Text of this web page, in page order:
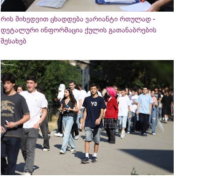
რის მიხედვით ცხადდება ვარიანტი რთულად -
დეტალური ინფორმაცია ქულის გათანაბრების
შესახებ